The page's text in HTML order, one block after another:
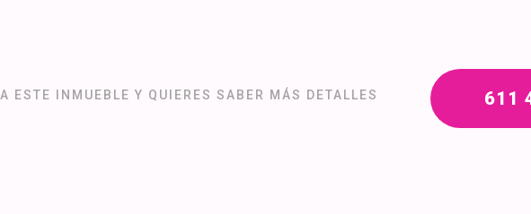
ESTE INMUEBLE Y QUIERES SABER MÁS DETALLES 611